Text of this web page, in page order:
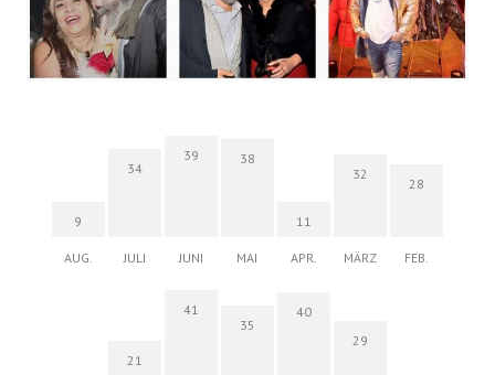
9
AUG.
34
JULI
39
JUNI
38
MAI
11
APR.
32
MÄRZ
28
FEB.
21
41
35
40
29